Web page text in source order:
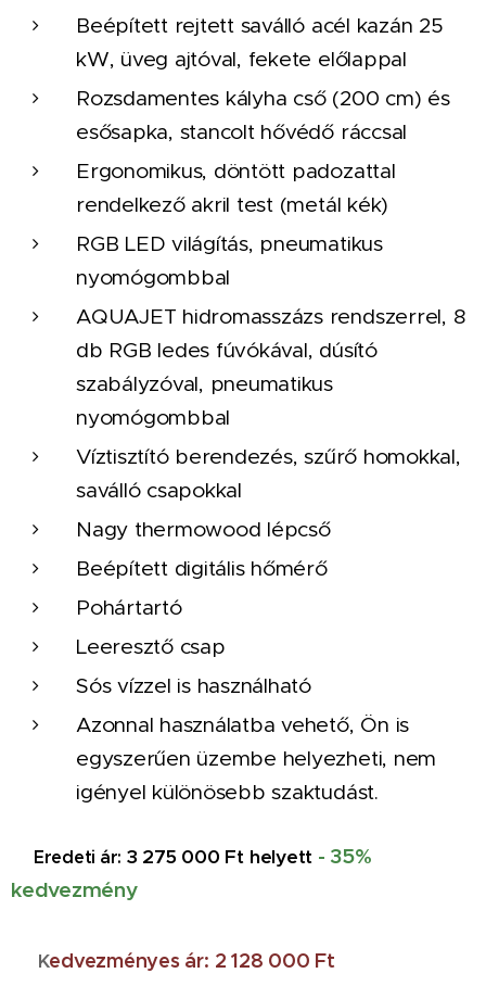
Beépített rejtett saválló acél kazán 25
kW, üveg ajtóval, fekete előlappal
Rozsdamentes kályha cső (200 cm) és
esősapka, stancolt hővédő ráccsal
Ergonomikus, döntött padozattal
rendelkező akril test (metál kék)
RGB LED világítás, pneumatikus
nyomógombbal
AQUAJET hidromasszázs rendszerrel, 8
db RGB ledes fúvókával, dúsító
szabályzóval, pneumatikus
nyomógombbal🆕
Víztisztító berendezés, szűrő homokkal,
saválló csapokkal
Nagy thermowood lépcső
Beépített digitális hőmérő
Pohártartó
Leeresztő csap
Sós vízzel is használható
Azonnal használatba vehető, Ön is
egyszerűen üzembe helyezheti, nem
igényel különösebb szaktudást.
Eredeti ár: 3 275 000 Ft helyett - 35%
kedvezmény
Kedvezményes ár: 2 128 000 Ft